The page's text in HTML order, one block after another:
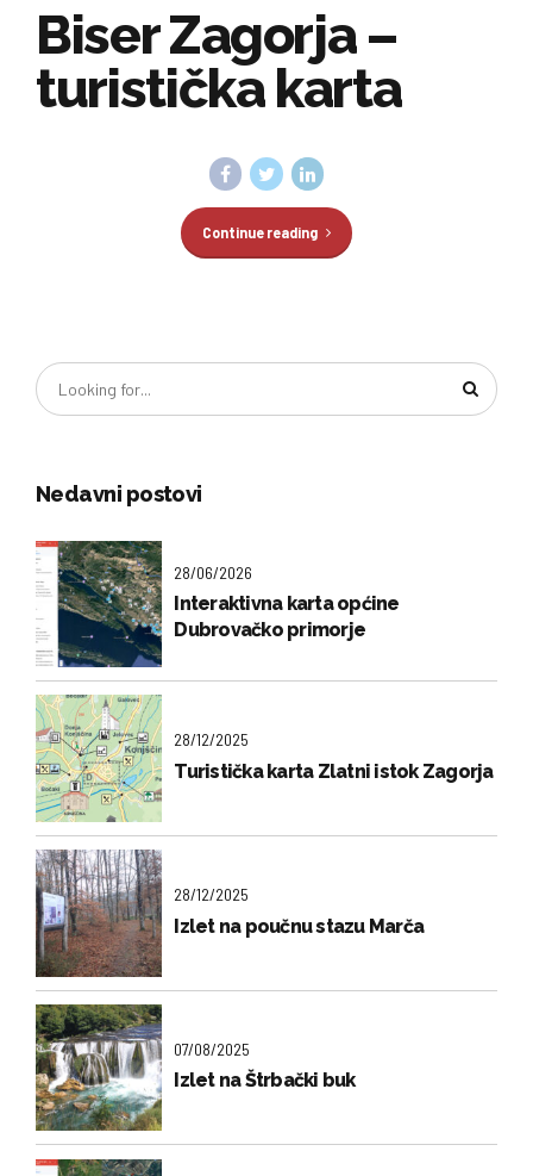
Biser Zagorja –
turistička karta
Continue reading
Nedavni postovi
28/06/2026
Interaktivna karta općine
Dubrovačko primorje
28/12/2025
Turistička karta Zlatni istok Zagorja
28/12/2025
Izlet na poučnu stazu Marča
07/08/2025
Izlet na Štrbački buk